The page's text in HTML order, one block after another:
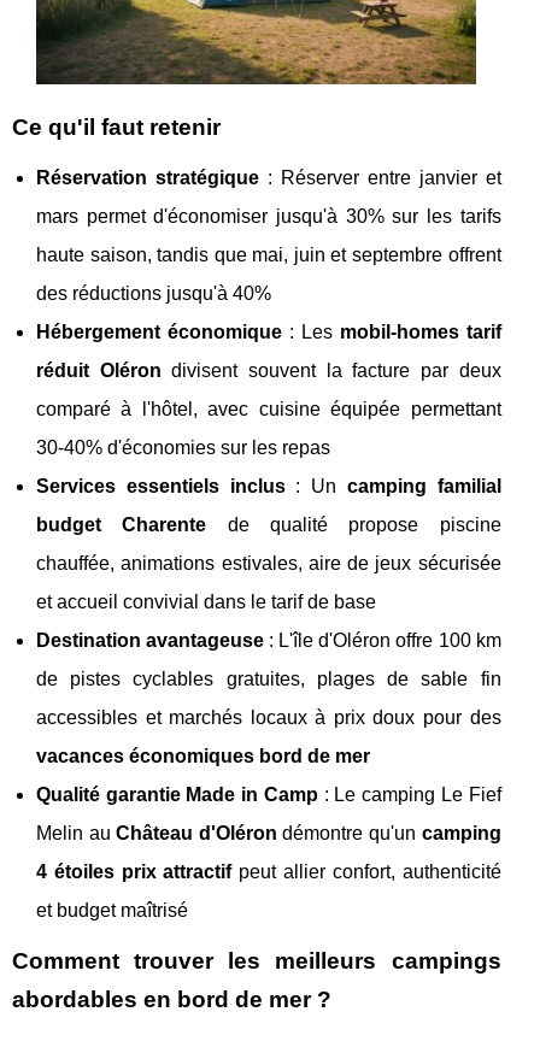
Ce qu'il faut retenir
Réservation stratégique: Réserver entre janvier et
mars permet d'économiser jusqu'à 30% sur les tarifs
haute saison, tandis que mai, juin et septembre offrent
des réductions jusqu'à 40%
Hébergement économique: Les mobil-homes tarif
réduit Oléron divisent souvent la facture par deux
comparé à l'hôtel, avec cuisine équipée permettant
30-40% d'économies sur les repas
Services essentiels inclus: Un camping familial
budget Charente de qualité propose piscine
chauffée, animations estivales, aire de jeux sécurisée
et accueil convivial dans le tarif de base
Destination avantageuse : L'île d'Oléron offre 100 km
de pistes cyclables gratuites, plages de sable fin
accessibles et marchés locaux à prix doux pour des
vacances économiques bord de mer
Qualité garantie Made in Camp: Le camping Le Fief
Melin auChâteau d'Oléron démontre qu'un camping
4 étoiles prix attractifpeut allier confort, authenticité
et budget maîtrisé
Comment trouver les meilleurs campings
abordables en bord de mer ?